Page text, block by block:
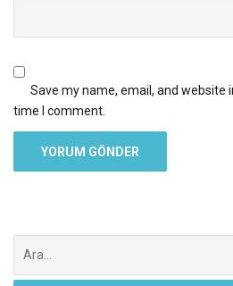
Save my name, email, and website
time I comment.
ara: